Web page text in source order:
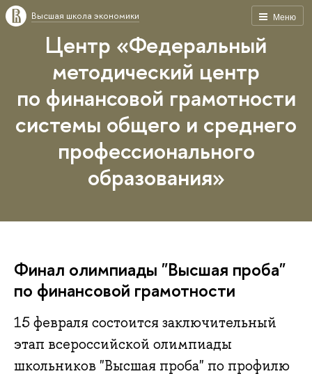
Меню
Высшая школа экономики
Центр «Федеральный
методический центр
по финансовой грамотности
системы общего и среднего
профессионального
образования»
Финал олимпиады "Высшая проба"
по финансовой грамотности
15 февраля состоится заключительный
этап всероссийской олимпиады
школьников "Высшая проба" по профилю